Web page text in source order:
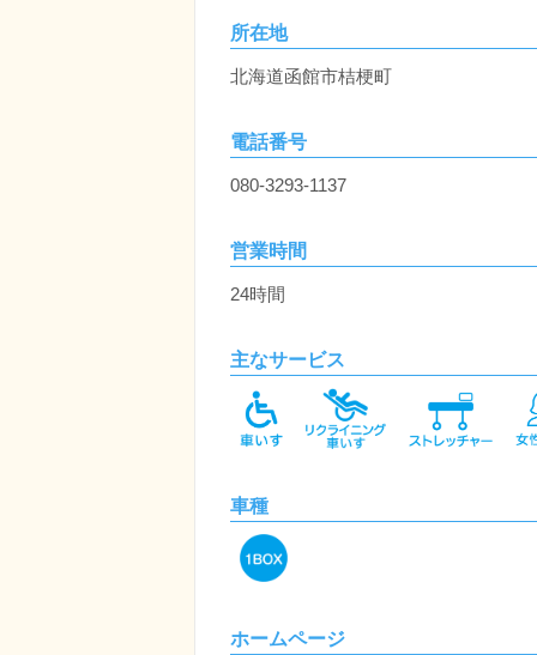
所在地
北海道函館市桔梗町
電話番号
080-3293-1137
営業時間
24時間
主なサービス
車種
ホームページ